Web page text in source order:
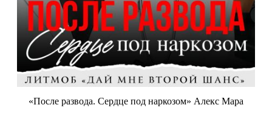
«После развода. Сердце под наркозом» Алекс Мара